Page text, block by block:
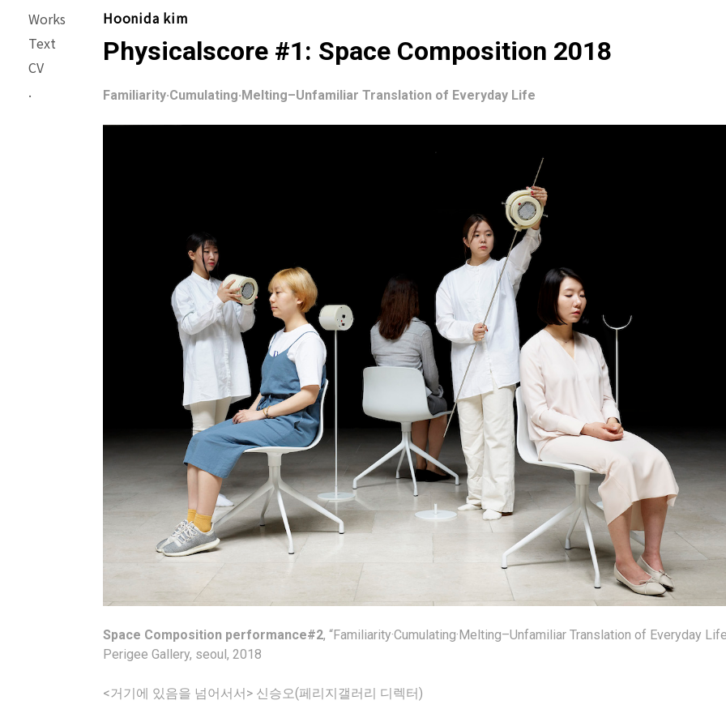
Hoonida kim
Works
Text
CV
.
Physicalscore #1: Space Composition 2018
Familiarity·Cumulating·Melting–Unfamiliar Translation of Everyday Life
Space Composition performance#2, “Familiarity·Cumulating·Melting–Unfamiliar Translation of Everyday
Perigee Gallery, seoul, 2018
<거기에 있음을 넘어서서> 신승오(페리지갤러리 디렉터)